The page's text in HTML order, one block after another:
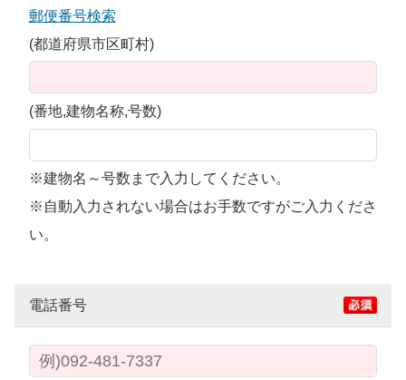
郵便番号検索
(都道府県市区町村)
(番地,建物名称,号数)
※建物名～号数まで入力してください。
※自動入力されない場合はお手数ですがご入力くださ
い。
電話番号